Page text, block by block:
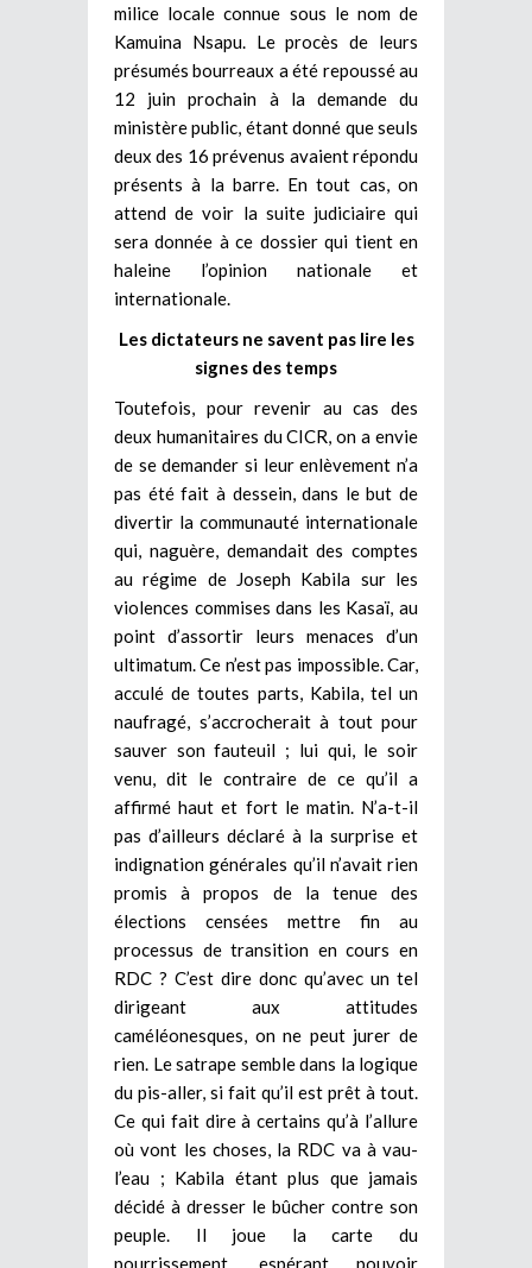
milice locale connue sous le nom de
Kamuina Nsapu. Le procès de leurs
présumés bourreaux a été repoussé au
12 juin prochain à la demande du
ministère public, étant donné que seuls
deux des 16 prévenus avaient répondu
présents à la barre. En tout cas, on
attend de voir la suite judiciaire qui
sera donnée à ce dossier qui tient en
haleine l’opinion nationale et
internationale.
Les dictateurs ne savent pas lire les
signes des temps
Toutefois, pour revenir au cas des
deux humanitaires du CICR, on a envie
de se demander si leur enlèvement n’a
pas été fait à dessein, dans le but de
divertir la communauté internationale
qui, naguère, demandait des comptes
au régime de Joseph Kabila sur les
violences commises dans les Kasaï, au
point d’assortir leurs menaces d’un
ultimatum. Ce n’est pas impossible. Car,
acculé de toutes parts, Kabila, tel un
naufragé, s’accrocherait à tout pour
sauver son fauteuil ; lui qui, le soir
venu, dit le contraire de ce qu’il a
affirmé haut et fort le matin. N’a-t-il
pas d’ailleurs déclaré à la surprise et
indignation générales qu’il n’avait rien
promis à propos de la tenue des
élections censées mettre fin au
processus de transition en cours en
RDC ? C’est dire donc qu’avec un tel
dirigeant aux attitudes
caméléonesques, on ne peut jurer de
rien. Le satrape semble dans la logique
du pis-aller, si fait qu’il est prêt à tout.
Ce qui fait dire à certains qu’à l’allure
où vont les choses, la RDC va à vau-
l’eau ; Kabila étant plus que jamais
décidé à dresser le bûcher contre son
peuple. Il joue la carte du
pourrissement, espérant pouvoir